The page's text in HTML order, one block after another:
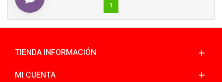
1
TIENDA INFORMACIÓN
MI CUENTA